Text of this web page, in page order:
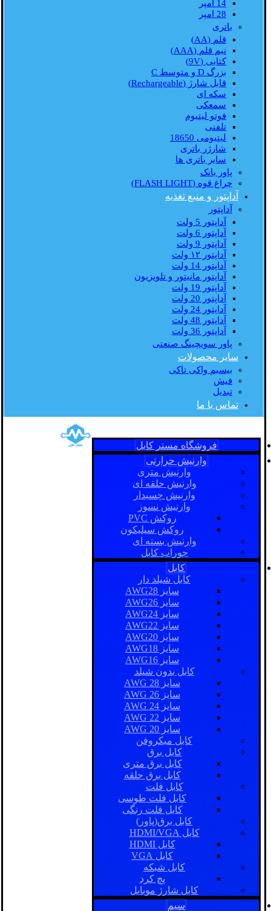
14 امپر
28 امپر
باتری
قلم (AA)
نیم قلم (AAA)
کتابی (9V)
بزرگ D و متوسط C
قابل شارژ (Rechargeable)
سکه ای
سمعکی
فوتو لیتیوم
تلفنی
لیتیومی 18650
شارژر باتری
سایر باتری ها
پاور بانک
چراغ قوه (FLASH LIGHT)
آداپتور و منبع تغذیه
آداپتور
آداپتور 5 ولت
آداپتور 6 ولت
آداپتور 9 ولت
آداپتور ۱۲ ولت
آداپتور 14 ولت
آداپتور مانیتور و تلویزیون
آداپتور 19 ولت
آداپتور 20 ولت
آداپتور 24 ولت
آداپتور 48 ولت
آداپتور 36 ولت
پاور سویچینگ صنعتی
سایر محصولات
بیسیم واکی تاکی
فیش
تبدیل
تماس با ما
فروشگاه مستر کابل
وارنیش حرارتی
وارنیش متری
وارنیش حلقه ای
وارنیش چسبدار
وارنیش نسوز
روکش PVC
روکش سیلیکون
وارنیش بسته ای
جوراب کابل
کابل
کابل شیلد دار
سایز AWG28
سایز AWG26
سایز AWG24
سایز AWG22
سایز AWG20
سایز AWG18
سایز AWG16
کابل بدون شیلد
سایز AWG 28
سایز AWG 26
سایز AWG 24
سایز AWG 22
سایز AWG 20
کابل میکروفن
کابل برق
کابل برق متری
کابل برق حلقه
کابل فلت
کابل فلت طوسی
کابل فلت رنگی
کابل برق(پاور)
کابل HDMI/VGA
کابل HDMI
کابل VGA
کابل شبکه
پچ کرد
کابل شارژ موبایل
سیم